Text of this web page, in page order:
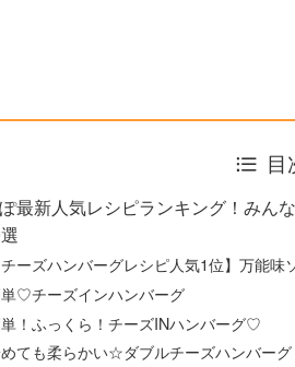
目
最新人気レシピランキング！みん
チーズハンバーグレシピ人気1位】万能
♡チーズインハンバーグ
！ふっくら！チーズINハンバーグ♡
ても柔らかい☆ダブルチーズハンバーグ